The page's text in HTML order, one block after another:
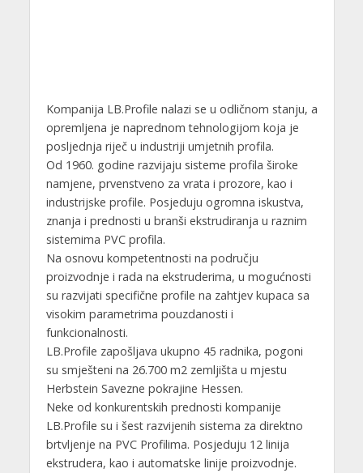
Kompanija LB.Profile nalazi se u odličnom stanju, a
opremljena je naprednom tehnologijom koja je
posljednja riječ u industriji umjetnih profila.
Od 1960. godine razvijaju sisteme profila široke
namjene, prvenstveno za vrata i prozore, kao i
industrijske profile. Posjeduju ogromna iskustva,
znanja i prednosti u branši ekstrudiranja u raznim
sistemima PVC profila.
Na osnovu kompetentnosti na području
proizvodnje i rada na ekstruderima, u mogućnosti
su razvijati specifične profile na zahtjev kupaca sa
visokim parametrima pouzdanosti i
funkcionalnosti.
LB.Profile zapošljava ukupno 45 radnika, pogoni
su smješteni na 26.700 m2 zemljišta u mjestu
Herbstein Savezne pokrajine Hessen.
Neke od konkurentskih prednosti kompanije
LB.Profile su i šest razvijenih sistema za direktno
brtvljenje na PVC Profilima. Posjeduju 12 linija
ekstrudera, kao i automatske linije proizvodnje.